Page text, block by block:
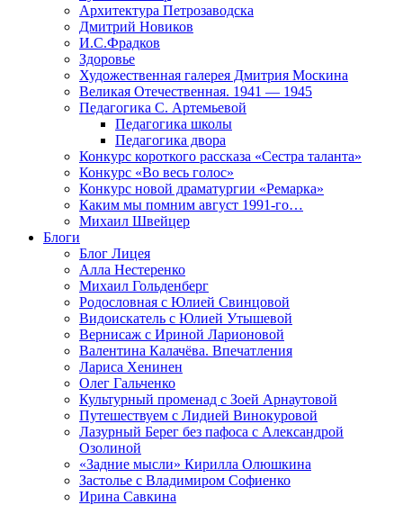
Архитектура Петрозаводска
Дмитрий Новиков
И.С.Фрадков
Здоровье
Художественная галерея Дмитрия Москина
Великая Отечественная. 1941 — 1945
Педагогика С. Артемьевой
Педагогика школы
Педагогика двора
Конкурс короткого рассказа «Сестра таланта»
Конкурс «Во весь голос»
Конкурс новой драматургии «Ремарка»
Каким мы помним август 1991-го…
Михаил Швейцер
Блоги
Блог Лицея
Алла Нестеренко
Михаил Гольденберг
Родословная с Юлией Свинцовой
Видоискатель с Юлией Утышевой
Вернисаж с Ириной Ларионовой
Валентина Калачёва. Впечатления
Лариса Хенинен
Олег Гальченко
Культурный променад с Зоей Арнаутовой
Путешествуем с Лидией Винокуровой
Лазурный Берег без пафоса с Александрой
Озолиной
«Задние мысли» Кирилла Олюшкина
Застолье с Владимиром Софиенко
Ирина Савкина